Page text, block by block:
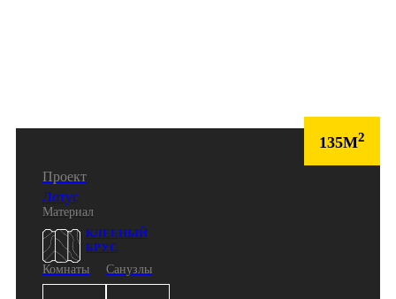
135М2
Проект
Лотус
Материал
КЛЕЕНЫЙ
БРУС
Комнаты
Санузлы